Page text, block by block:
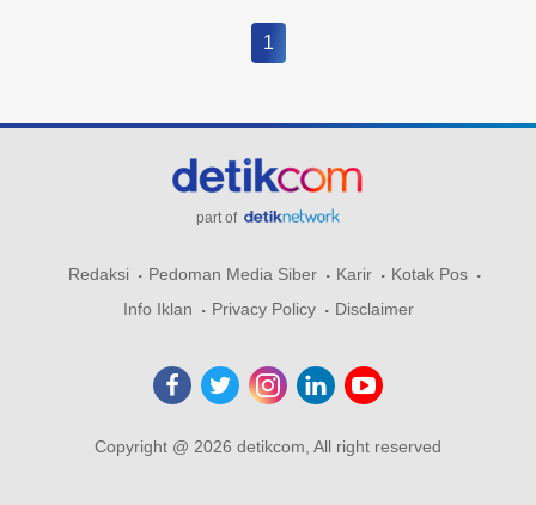
1
part of
Redaksi Pedoman Media Siber Karir
Kotak Pos
Info Iklan
Privacy Policy Disclaimer
Copyright @ 2026 detikcom, All right reserved